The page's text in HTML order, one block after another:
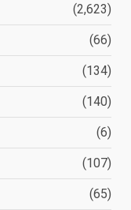
(2,623)
(66)
(134)
(140)
(6)
(107)
(65)